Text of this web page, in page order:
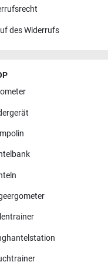
des Widerrufs